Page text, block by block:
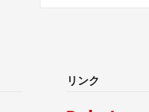
リンク